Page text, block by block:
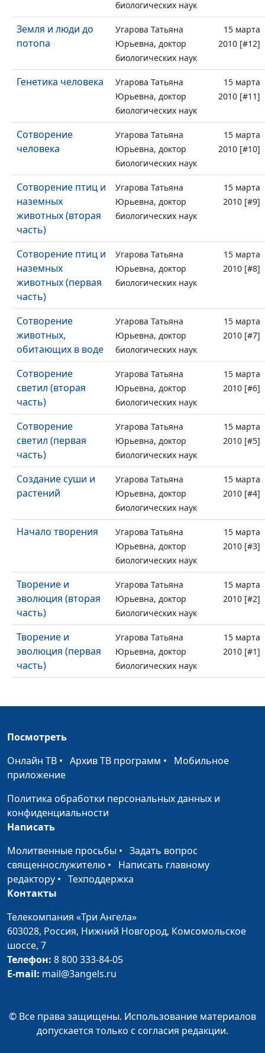
биологических наук
Земля и люди до
потопа
Угарова Татьяна
Юрьевна, доктор
биологических наук
15 марта
2010 [#12]
Генетика человека
Угарова Татьяна
Юрьевна, доктор
биологических наук
15 марта
2010 [#11]
Сотворение
человека
Угарова Татьяна
Юрьевна, доктор
биологических наук
15 марта
2010 [#10]
Сотворение птиц и
наземных
животных (вторая
часть)
Угарова Татьяна
Юрьевна, доктор
биологических наук
15 марта
2010 [#9]
Сотворение птиц и
наземных
животных (первая
часть)
Угарова Татьяна
Юрьевна, доктор
биологических наук
15 марта
2010 [#8]
Сотворение
животных,
обитающих в воде
Угарова Татьяна
Юрьевна, доктор
биологических наук
15 марта
2010 [#7]
Сотворение
светил (вторая
часть)
Угарова Татьяна
Юрьевна, доктор
биологических наук
15 марта
2010 [#6]
Сотворение
светил (первая
часть)
Угарова Татьяна
Юрьевна, доктор
биологических наук
15 марта
2010 [#5]
Создание суши и
растений
Угарова Татьяна
Юрьевна, доктор
биологических наук
15 марта
2010 [#4]
Начало творения
Угарова Татьяна
Юрьевна, доктор
биологических наук
15 марта
2010 [#3]
Творение и
эволюция (вторая
часть)
Угарова Татьяна
Юрьевна, доктор
биологических наук
15 марта
2010 [#2]
Творение и
эволюция (первая
часть)
Угарова Татьяна
Юрьевна, доктор
биологических наук
15 марта
2010 [#1]
Посмотреть
Онлайн ТВ • Архив ТВ программ • Мобильное
приложение
Политика обработки персональных данных и
конфиденциальности
Написать
Молитвенные просьбы • Задать вопрос
священнослужителю • Написать главному
редактору • Техподдержка
Контакты
Телекомпания «Три Ангела»
603028, Россия, Нижний Новгород, Комсомольское
шоссе, 7
Телефон: 8 800 333-84-05
E-mail: mail@3angels.ru
© Все права защищены. Использование материалов
допускается только с согласия редакции.